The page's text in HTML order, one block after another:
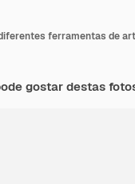
gostar destas